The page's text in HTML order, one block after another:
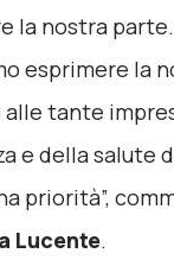
la nostra
esprimere la
tante
e della salute
priorità”,
Lucente.